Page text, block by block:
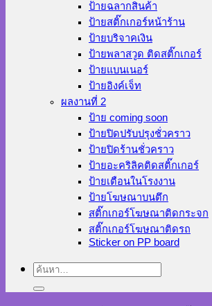
ป้ายฉลากสินค้า
ป้ายสติ๊กเกอร์หน้าร้าน
ป้ายบริจาคเงิน
ป้ายพลาสวูด ติดสติ๊กเกอร์
ป้ายแบนเนอร์
ป้ายอิงค์เจ็ท
ผลงานที่ 2
ป้าย coming soon
ป้ายปิดปรับปรุงชั่วคราว
ป้ายปิดร้านชั่วคราว
ป้ายอะคริลิคติดสติ๊กเกอร์
ป้ายเตือนในโรงงาน
ป้ายโฆษณาบนตึก
สติ๊กเกอร์โฆษณาติดกระจก
สติ๊กเกอร์โฆษณาติดรถ
Sticker on PP board
ค้นหา: